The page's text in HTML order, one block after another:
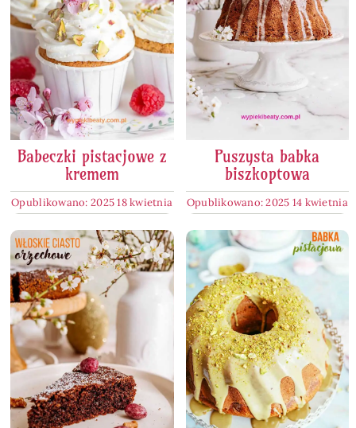
Babeczki pistacjowe z
kremem
Opublikowano: 2025 18 kwietnia
Puszysta babka
biszkoptowa
Opublikowano: 2025 14 kwietnia